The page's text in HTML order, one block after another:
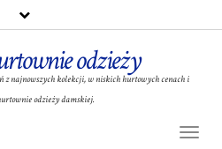
odzieży
z najnowszych kolekcji, w niskich hurtowych cenach i
odzieży damskiej.